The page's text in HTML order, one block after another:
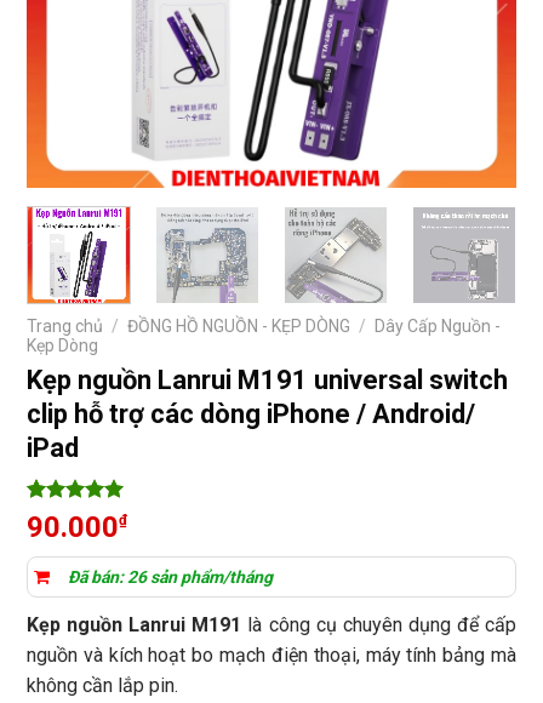
Trang chủ / ĐỒNG HỒ NGUỒN - KẸP DÒNG /
Dây Cấp Nguồn -
Kẹp Dòng
Kẹp nguồn Lanrui M191 universal switch
clip hỗ trợ các dòng iPhone / Android/
iPad
5trên 5
dựa trên
1
đánh giá
90.000₫
Đã bán: 26 sản phẩm/tháng
Kẹp nguồn Lanrui M191
là công cụ chuyên dụng để cấp
nguồn và kích hoạt bo mạch điện thoại, máy tính bảng mà
không cần lắp pin.